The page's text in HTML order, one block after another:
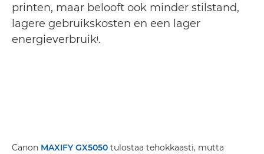
printen, maar belooft ook minder stilstand,
lagere gebruikskosten en een lager
energieverbruikᶦ.
Canon MAXIFY GX5050 tulostaa tehokkaasti, mutta